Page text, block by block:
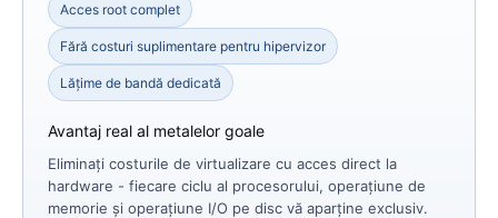
Acces root complet
Fără costuri suplimentare pentru hipervizor
Lățime de bandă dedicată
Avantaj real al metalelor goale
Eliminați costurile de virtualizare cu acces direct la
hardware - fiecare ciclu al procesorului, operațiune de
memorie și operațiune I/O pe disc vă aparține exclusiv.